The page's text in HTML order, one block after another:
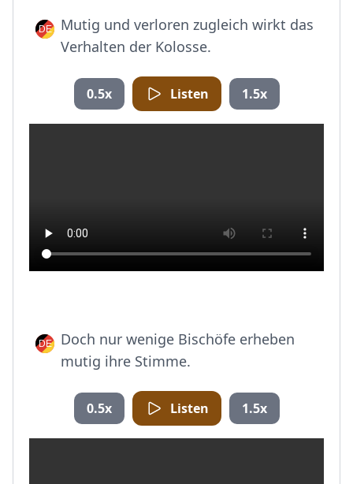
Mutig und verloren zugleich wirkt das
Verhalten der Kolosse.
0.5x Listen 1.5x
Doch nur wenige Bischöfe erheben
mutig ihre Stimme.
0.5x Listen 1.5x